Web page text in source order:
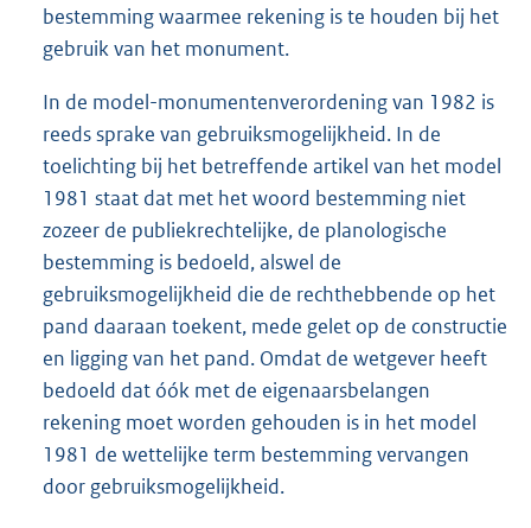
bestemming waarmee rekening is te houden bij het
gebruik van het monument.
In de model-monumentenverordening van 1982 is
reeds sprake van gebruiksmogelijkheid. In de
toelichting bij het betreffende artikel van het model
1981 staat dat met het woord bestemming niet
zozeer de publiekrechtelijke, de planologische
bestemming is bedoeld, alswel de
gebruiksmogelijkheid die de rechthebbende op het
pand daaraan toekent, mede gelet op de constructie
en ligging van het pand. Omdat de wetgever heeft
bedoeld dat óók met de eigenaarsbelangen
rekening moet worden gehouden is in het model
1981 de wettelijke term bestemming vervangen
door gebruiksmogelijkheid.